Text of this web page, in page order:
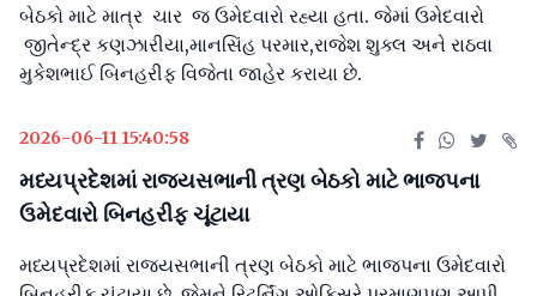
બેઠકો માટે માત્ર ચાર જ ઉમેદવારો રહ્યા હતા. જેમાં ઉમેદવારો
જીતેન્દ્ર કણઝારીયા,માનસિંહ પરમાર,રાજેશ શુક્લ અને રાઠવા
મુકેશભાઈ બિનહરીફ વિજેતા જાહેર કરાયા છે.
2026-06-11 15:40:58
મધ્યપ્રદેશમાં રાજયસભાની ત્રણ બેઠકો માટે ભાજપના
ઉમેદવારો બિનહરીફ ચૂંટાયા
મધ્યપ્રદેશમાં રાજયસભાની ત્રણ બેઠકો માટે ભાજપના ઉમેદવારો